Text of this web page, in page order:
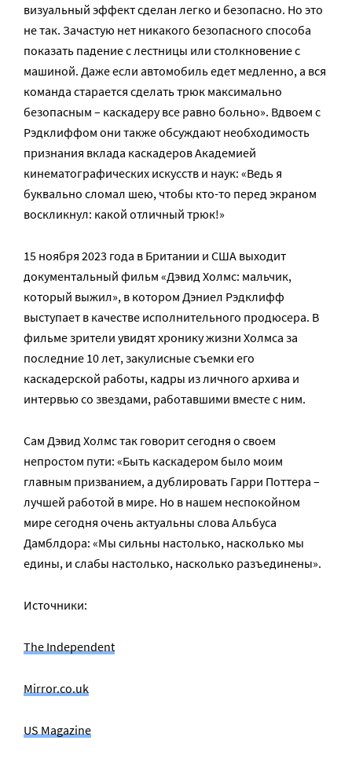
визуальный эффект сделан легко и безопасно. Но это
не так. Зачастую нет никакого безопасного способа
показать падение с лестницы или столкновение с
машиной. Даже если автомобиль едет медленно, а вся
команда старается сделать трюк максимально
безопасным – каскадеру все равно больно». Вдвоем с
Рэдклиффом они также обсуждают необходимость
признания вклада каскадеров Академией
кинематографических искусств и наук: «Ведь я
буквально сломал шею, чтобы кто-то перед экраном
воскликнул: какой отличный трюк!»
15 ноября 2023 года в Британии и США выходит
документальный фильм «Дэвид Холмс: мальчик,
который выжил», в котором Дэниел Рэдклифф
выступает в качестве исполнительного продюсера. В
фильме зрители увидят хронику жизни Холмса за
последние 10 лет, закулисные съемки его
каскадерской работы, кадры из личного архива и
интервью со звездами, работавшими вместе с ним.
Сам Дэвид Холмс так говорит сегодня о своем
непростом пути: «Быть каскадером было моим
главным призванием, а дублировать Гарри Поттера –
лучшей работой в мире. Но в нашем неспокойном
мире сегодня очень актуальны слова Альбуса
Дамблдора: «Мы сильны настолько, насколько мы
едины, и слабы настолько, насколько разъединены».
Источники:
The Independent
Mirror.co.uk
US Magazine